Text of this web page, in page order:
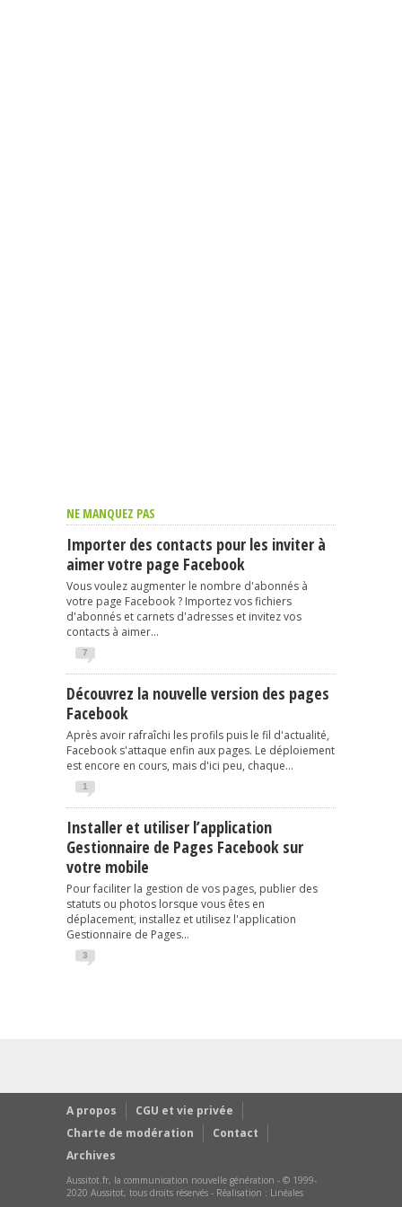
NE MANQUEZ PAS
Importer des contacts pour les inviter à
aimer votre page Facebook
Vous voulez augmenter le nombre d'abonnés à
votre page Facebook ? Importez vos fichiers
d'abonnés et carnets d'adresses et invitez vos
contacts à aimer...
7
Découvrez la nouvelle version des pages
Facebook
Après avoir rafraîchi les profils puis le fil d'actualité,
Facebook s'attaque enfin aux pages. Le déploiement
est encore en cours, mais d'ici peu, chaque...
1
Installer et utiliser l’application
Gestionnaire de Pages Facebook sur
votre mobile
Pour faciliter la gestion de vos pages, publier des
statuts ou photos lorsque vous êtes en
déplacement, installez et utilisez l'application
Gestionnaire de Pages...
3
A propos
CGU et vie privée
Charte de modération
Contact
Archives
Aussitot.fr, la communication nouvelle génération - © 1999-
2020 Aussitot, tous droits réservés - Réalisation : Linéales